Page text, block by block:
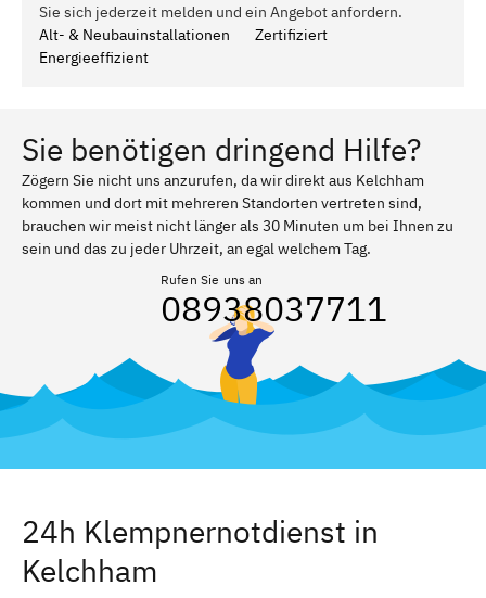
Sie sich jederzeit melden und ein Angebot anfordern.
Alt- & Neubauinstallationen
Zertifiziert
Energieeffizient
Sie benötigen dringend Hilfe?
Zögern Sie nicht uns anzurufen, da wir direkt aus Kelchham
kommen und dort mit mehreren Standorten vertreten sind,
brauchen wir meist nicht länger als 30 Minuten um bei Ihnen zu
sein und das zu jeder Uhrzeit, an egal welchem Tag.
Rufen Sie uns an
08938037711
24h Klempnernotdienst in
Kelchham